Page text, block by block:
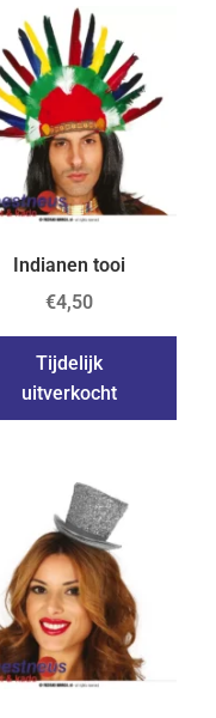
Indianen tooi
€4,50
Tijdelijk
uitverkocht